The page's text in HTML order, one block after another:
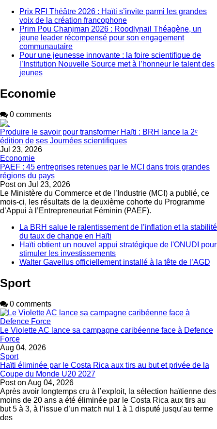
Prix RFI Théâtre 2026 : Haïti s’invite parmi les grandes
voix de la création francophone
Prim Pou Chanjman 2026 : Roodlynail Théagène, un
jeune leader récompensé pour son engagement
communautaire
Pour une jeunesse innovante : la foire scientifique de
l’Institution Nouvelle Source met à l’honneur le talent des
jeunes
Economie
0 comments
Produire le savoir pour transformer Haïti : BRH lance la 2ᵉ
édition de ses Journées scientifiques
Jul 23, 2026
Economie
PAEF : 45 entreprises retenues par le MCI dans trois grandes
régions du pays
Post on Jul 23, 2026
Le Ministère du Commerce et de l’Industrie (MCI) a publié, ce
mois-ci, les résultats de la deuxième cohorte du Programme
d’Appui à l’Entrepreneuriat Féminin (PAEF).
La BRH salue le ralentissement de l’inflation et la stabilité
du taux de change en Haïti
Haïti obtient un nouvel appui stratégique de l'ONUDI pour
stimuler les investissements
Walter Gavellus officiellement installé à la tête de l’AGD
Sport
0 comments
Le Violette AC lance sa campagne caribéenne face à Defence
Force
Aug 04, 2026
Sport
Haïti éliminée par le Costa Rica aux tirs au but et privée de la
Coupe du Monde U20 2027
Post on Aug 04, 2026
Après avoir longtemps cru à l’exploit, la sélection haïtienne des
moins de 20 ans a été éliminée par le Costa Rica aux tirs au
but 5 à 3, à l’issue d’un match nul 1 à 1 disputé jusqu’au terme
des